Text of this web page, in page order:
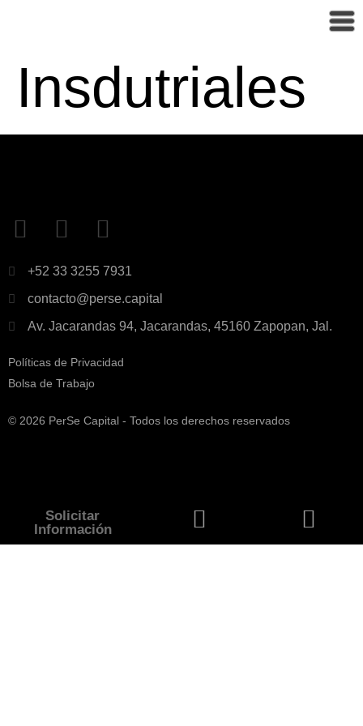
Insdutriales
+52 33 3255 7931
contacto@perse.capital
Av. Jacarandas 94, Jacarandas, 45160 Zapopan, Jal.
Políticas de Privacidad
Bolsa de Trabajo
© 2026 PerSe Capital - Todos los derechos reservados
Solicitar
Información